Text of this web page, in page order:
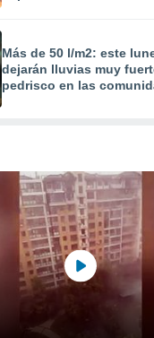
Más de 50 l/m2: este
dejarán lluvias muy
pedrisco en las